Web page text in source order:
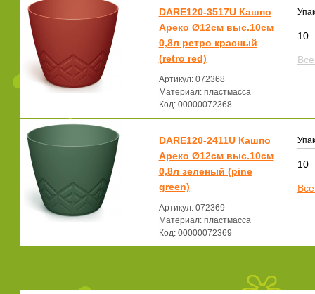
DARE120-3517U Кашпо
Ареко Ø12см выс.10см
0,8л ретро красный
(retro red)
Артикул: 072368
Материал: пластмасса
Код: 00000072368
10
DARE120-2411U Кашпо
Ареко Ø12см выс.10см
0,8л зеленый (pine
green)
Артикул: 072369
Материал: пластмасса
Код: 00000072369
10